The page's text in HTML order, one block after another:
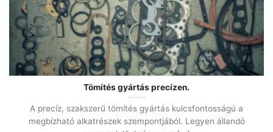
Tömítés gyártás precízen.
A precíz, szakszerű tömítés gyártás kulcsfontosságú a
megbízható alkatrészek szempontjából. Legyen állandó